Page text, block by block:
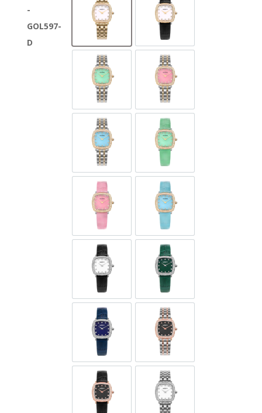
-
GOL597-
D
GOL597-GG-D-1GOL597-GL-D-1
GOL597-SG-D-12AGOL597-SG-D-6
GOL597-SG-D-9AGOL597-SGL-D-12A
GOL597-SGL-D-6GOL597-SGL-D-9A
GOL597-SL-D-1 GOL597-SL-D-12
GOL597-SL-D-9 GOL597-SR-D-3
GOL597-SRL-D-3GOL597-SS-D-1